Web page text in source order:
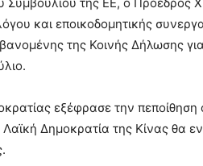
και εποικοδομητικής
της Κοινής Δήλωσης
εξέφρασε την πεποίθηση
Δημοκρατία της Κίνας θα